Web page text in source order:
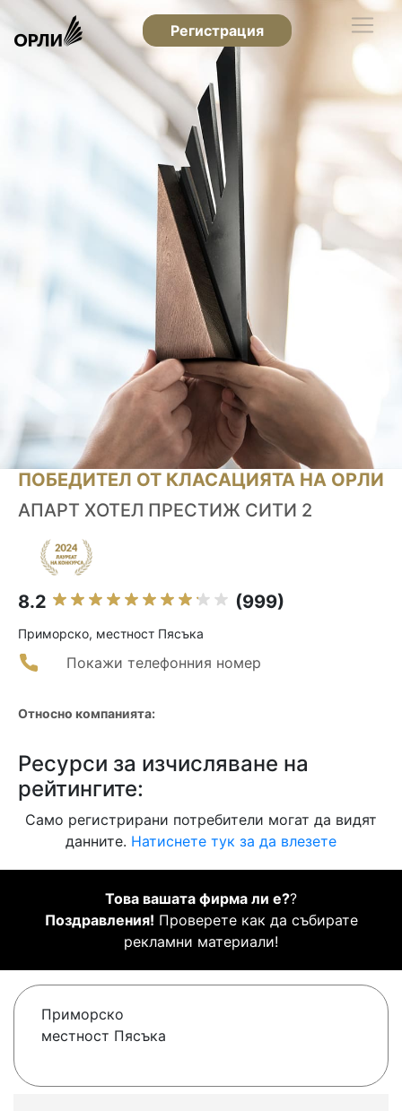
Регистрация
ПОБЕДИТЕЛ ОТ КЛАСАЦИЯТА НА ОРЛИ
АПАРТ ХОТЕЛ ПРЕСТИЖ СИТИ 2
8.2 (999)
Приморско, местност Пясъка
Покажи телефонния номер
Относно компанията:
Ресурси за изчисляване на
рейтингите:
Само регистрирани потребители могат да видят
данните. Натиснете тук за да влезете
Това вашата фирма ли е??
Поздравления! Проверете как да събирате
рекламни материали!
Приморско
местност Пясъка